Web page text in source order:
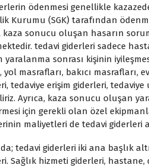
ödenmesi genellikle
Kurumu (SGK) tarafından
kaza sonucu oluşan hasarın
tedavi giderleri sadece
yaralanma sonrası kişinin
yol masrafları, bakıcı masrafları,
tedaviye erişim giderleri,
Ayrıca, kaza sonucu oluşan
için gerekli olan özel
maliyetleri de tedavi giderleri
tedavi giderleri iki ana başlık
Sağlık hizmeti giderleri,